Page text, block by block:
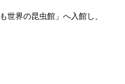
世界の昆虫館」へ入館し、